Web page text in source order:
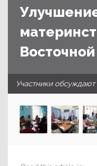
Участники